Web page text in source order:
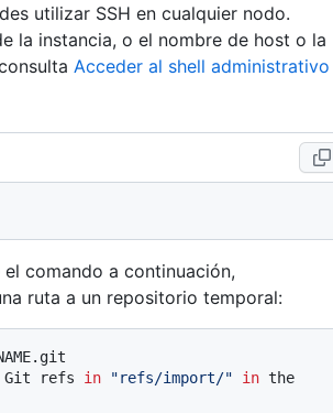
utilizar SSH en cualquier nodo.
la instancia, o el nombre de host o la
Acceder al shell administrativo
comando a continuación,
ruta a un repositorio temporal:
Git refs in "refs/import/" in the